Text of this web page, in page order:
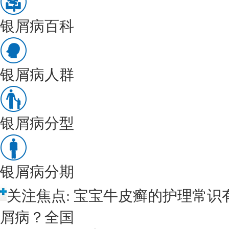
银屑病百科
银屑病人群
银屑病分型
银屑病分期
关注焦点: 宝宝牛皮癣的护理常识
屑病？全国